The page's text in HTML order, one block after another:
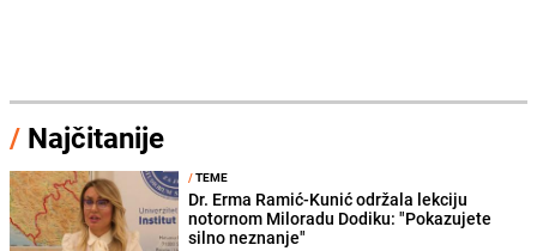
/ Najčitanije
/TEME
Dr. Erma Ramić-Kunić održala lekciju
notornom Miloradu Dodiku: "Pokazujete
silno neznanje"